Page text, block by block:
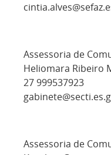
Assessoria de
Heliomara Ribeiro
27 999537923
Assessoria de